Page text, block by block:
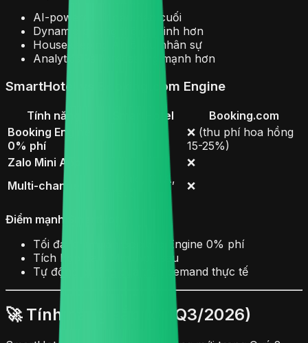
AI-powered từ đầu đến cuối
Dynamic pricing thông minh hơn
Housekeeping AI tối ưu nhân sự
Analytics và forecasting mạnh hơn
SmartHotel vs Booking.com Engine
Tính năng SmartHotel
Booking.com
Booking Engine
0% phí
❌ (thu phí hoa hồng
15-25%)
Zalo Mini App
❌
Multi-channel
✅ (Zalo, OTA,
❌
Điểm mạnh SmartHotel:
Tối đa lợi nhuận Booking Engine 0% phí
Tích hợp Zalo Mini App sâu
Tự động pricing dựa trên demand thực tế
🚀 Tính năng sắp tới (Q3/2026)